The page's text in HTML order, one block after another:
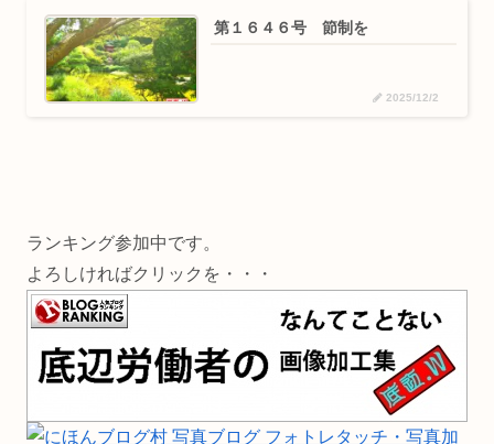
第１６４６号 節制を
2025/12/2
ランキング参加中です。
よろしければクリックを・・・